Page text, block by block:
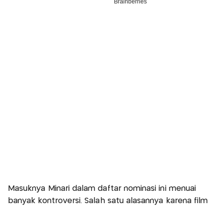
Masuknya Minari dalam daftar nominasi ini menuai
banyak kontroversi. Salah satu alasannya karena film